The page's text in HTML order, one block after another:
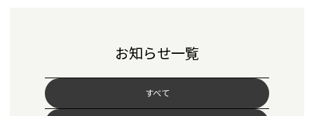
お知らせ一覧
すべて